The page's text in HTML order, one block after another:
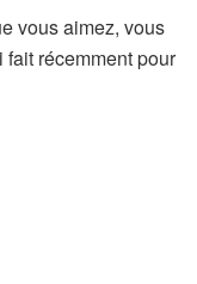
vous aimez, vous
fait récemment pour